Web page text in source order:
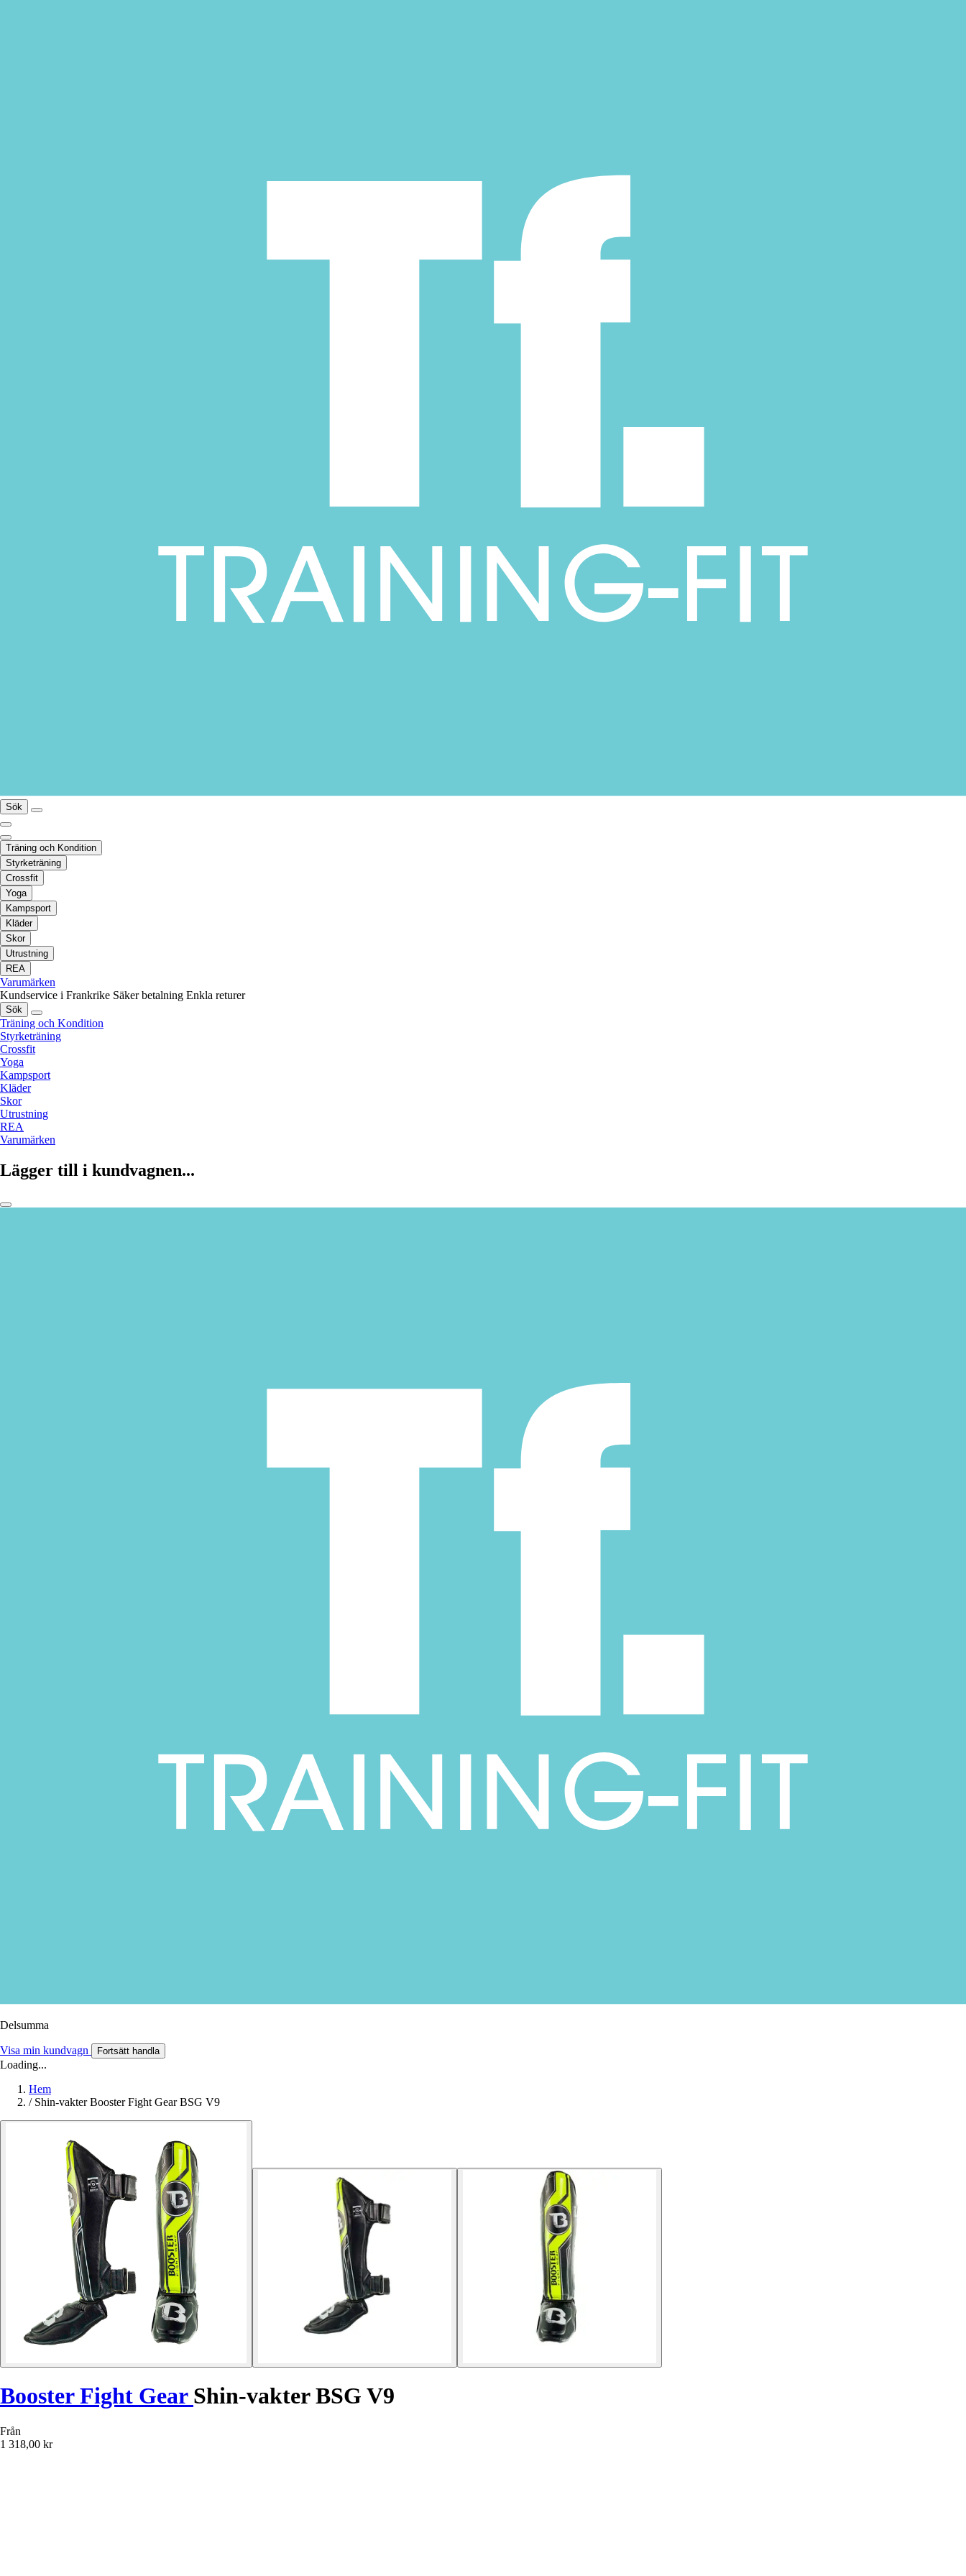
Sök
Träning och Kondition
Styrketräning
Crossfit
Yoga
Kampsport
Kläder
Skor
Utrustning
REA
Varumärken
Kundservice i Frankrike Säker betalning Enkla returer
Sök
Träning och Kondition
Styrketräning
Crossfit
Yoga
Kampsport
Kläder
Skor
Utrustning
REA
Varumärken
Lägger till i kundvagnen...
Delsumma
Visa min kundvagn Fortsätt handla
Loading...
Hem
/ Shin-vakter Booster Fight Gear BSG V9
Booster Fight Gear Shin-vakter BSG V9
Från
1 318,00 kr